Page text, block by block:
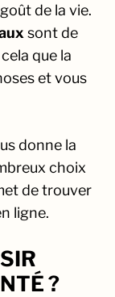
de la vie.
sont de
que la
et vous
donne la
choix
de trouver
ligne.
?